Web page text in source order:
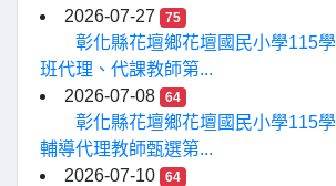
2026-07-27
75
彰化縣花壇鄉花壇國民小學115
班代理、代課教師第...
2026-07-08
64
彰化縣花壇鄉花壇國民小學115
輔導代理教師甄選第...
2026-07-10
64